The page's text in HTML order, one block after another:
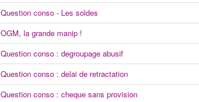
Question conso - Les soldes
OGM, la grande manip !
Question conso : degroupage abusif
Question conso : delai de retractation
Question conso : cheque sans provision